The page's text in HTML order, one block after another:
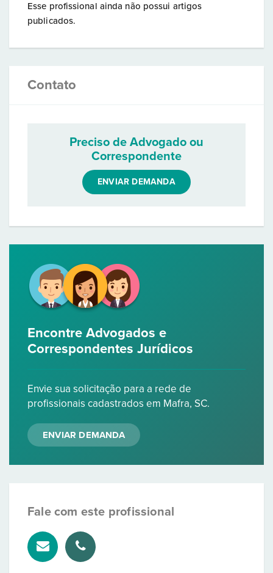
Esse profissional ainda não possui artigos
publicados.
Contato
Preciso de Advogado ou
Correspondente
ENVIAR DEMANDA
Encontre Advogados e
Correspondentes Jurídicos
Envie sua solicitação para a rede de
profissionais cadastrados em Mafra, SC.
ENVIAR DEMANDA
Fale com este profissional